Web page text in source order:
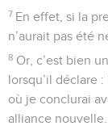
7 En effet, si la
n’aurait pas été
8 Or, c’est bien
lorsqu’il déclare
où je conclurai
alliance nouvelle.